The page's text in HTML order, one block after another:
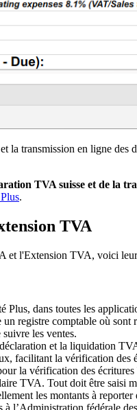
la transmission en ligne
TVA suisse et de la
.
TVA
et l'Extension TVA, voici
Plus, dans toutes les
registre comptable où sont
les ventes.
et la liquidation
facilitant la vérification des
la vérification des
TVA. Tout doit être saisi
les montants à